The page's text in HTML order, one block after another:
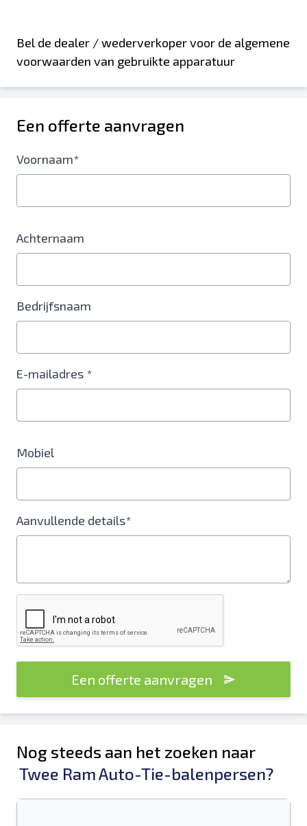
Bel de dealer / wederverkoper voor de algemene
voorwaarden van gebruikte apparatuur
Een offerte aanvragen
Voornaam*
Achternaam
Bedrijfsnaam
E-mailadres *
Mobiel
Aanvullende details*
Een offerte aanvragen
Nog steeds aan het zoeken naar
Twee Ram Auto-Tie-balenpersen?